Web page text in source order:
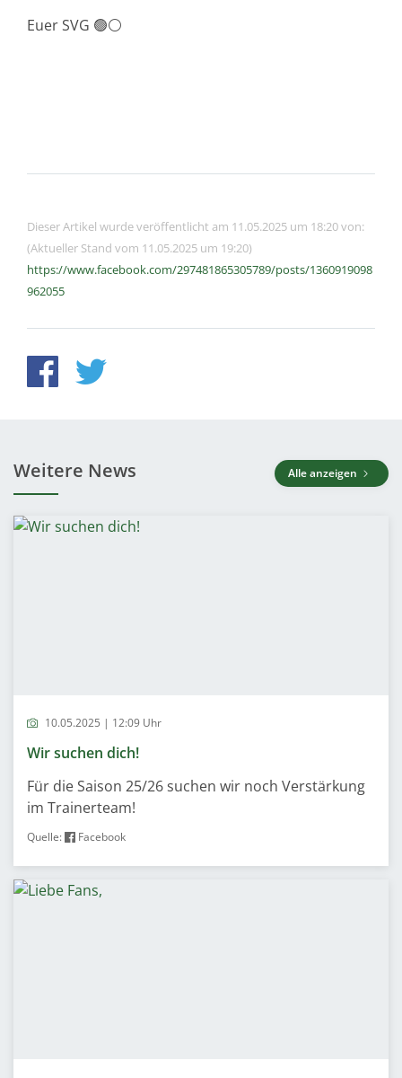
Euer SVG 🟢⚪️
Dieser Artikel wurde veröffentlicht am 11.05.2025 um 18:20 von:
(Aktueller Stand vom 11.05.2025 um 19:20)
https://www.facebook.com/297481865305789/posts/1360919098
962055
Weitere News Alle anzeigen
10.05.2025 | 12:09 Uhr
Wir suchen dich!
Für die Saison 25/26 suchen wir noch Verstärkung
im Trainerteam!
Quelle: Facebook